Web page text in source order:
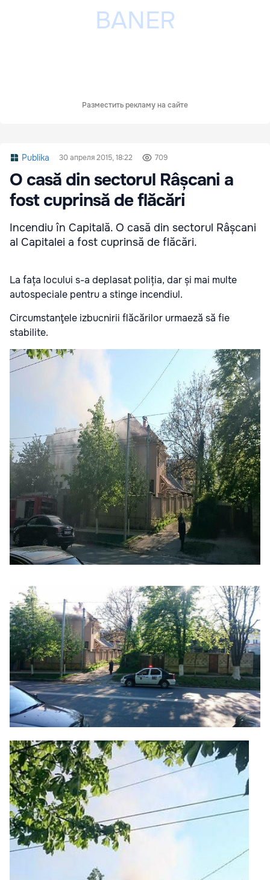
Разместить рекламу на сайте
Publika 30 апреля 2015, 18:22 709
O casă din sectorul Râșcani a
fost cuprinsă de flăcări
Incendiu în Capitală. O casă din sectorul Râșcani
al Capitalei a fost cuprinsă de flăcări.
La fața locului s-a deplasat poliția, dar și mai multe
autospeciale pentru a stinge incendiul.
Circumstanţele izbucnirii flăcărilor urmaeză să fie
stabilite.